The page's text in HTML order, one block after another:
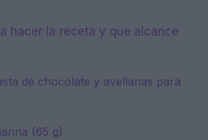
hacer la receta y que alcance
de chocolate y avellanas para
(65 g)